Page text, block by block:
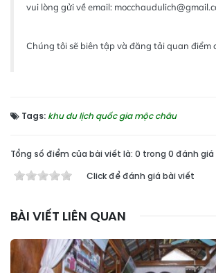
vui lòng gửi về email:
Chúng tôi sẽ biên tập và đăng tải quan điểm
Tags: khu du lịch quốc gia mộc châu
Tổng số điểm của bài viết là: 0 trong 0 đánh giá
Click để đánh giá bài viết
BÀI VIẾT LIÊN QUAN